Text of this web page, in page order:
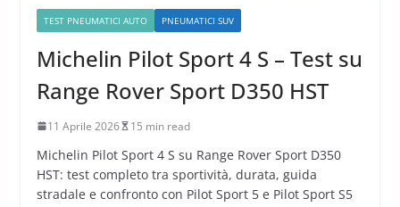
TEST PNEUMATICI AUTO PNEUMATICI SUV
Michelin Pilot Sport 4 S – Test su
Range Rover Sport D350 HST
11 Aprile 2026 15 min read
Michelin Pilot Sport 4 S su Range Rover Sport D350
HST: test completo tra sportività, durata, guida
stradale e confronto con Pilot Sport 5 e Pilot Sport S5